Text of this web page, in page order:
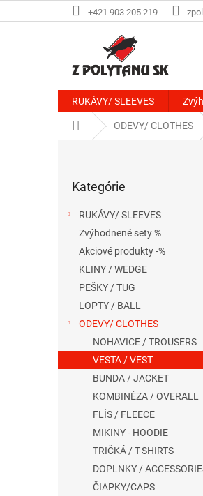
na
+421 903 205 219
RUKÁVY/ SLEEVES
DomovODEVY/ CLOTHES
kategórie
Kategórie
RUKÁVY/ SLEEVES
Zvýhodnené sety %
Akciové produkty -%
KLINY / WEDGE
PEŠKY / TUG
LOPTY / BALL
ODEVY/ CLOTHES
NOHAVICE / TROUSERS
VESTA / VEST
BUNDA / JACKET
KOMBINÉZA / OVERALL
FLÍS / FLEECE
MIKINY - HOODIE
TRIČKÁ / T-SHIRTS
DOPLNKY /
ČIAPKY/CAPS